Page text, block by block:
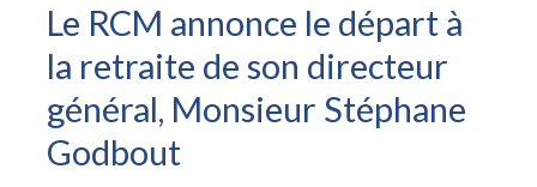
Le RCM annonce le départ à
la retraite de son directeur
général, Monsieur Stéphane
Godbout